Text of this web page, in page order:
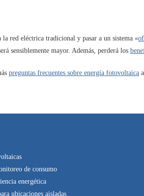
la red eléctrica tradicional y pasar a un sistema «
sensiblemente mayor. Además, perderá los
preguntas frecuentes sobre energía fotovoltaica
de consumo
energética
ubicaciones aisladas